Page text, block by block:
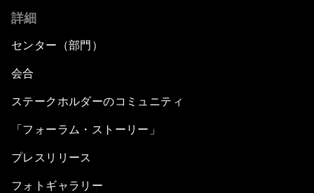
詳細
センター（部門）
会合
ステークホルダーのコミュニティ
「フォーラム・ストーリー」
プレスリリース
フォトギャラリー